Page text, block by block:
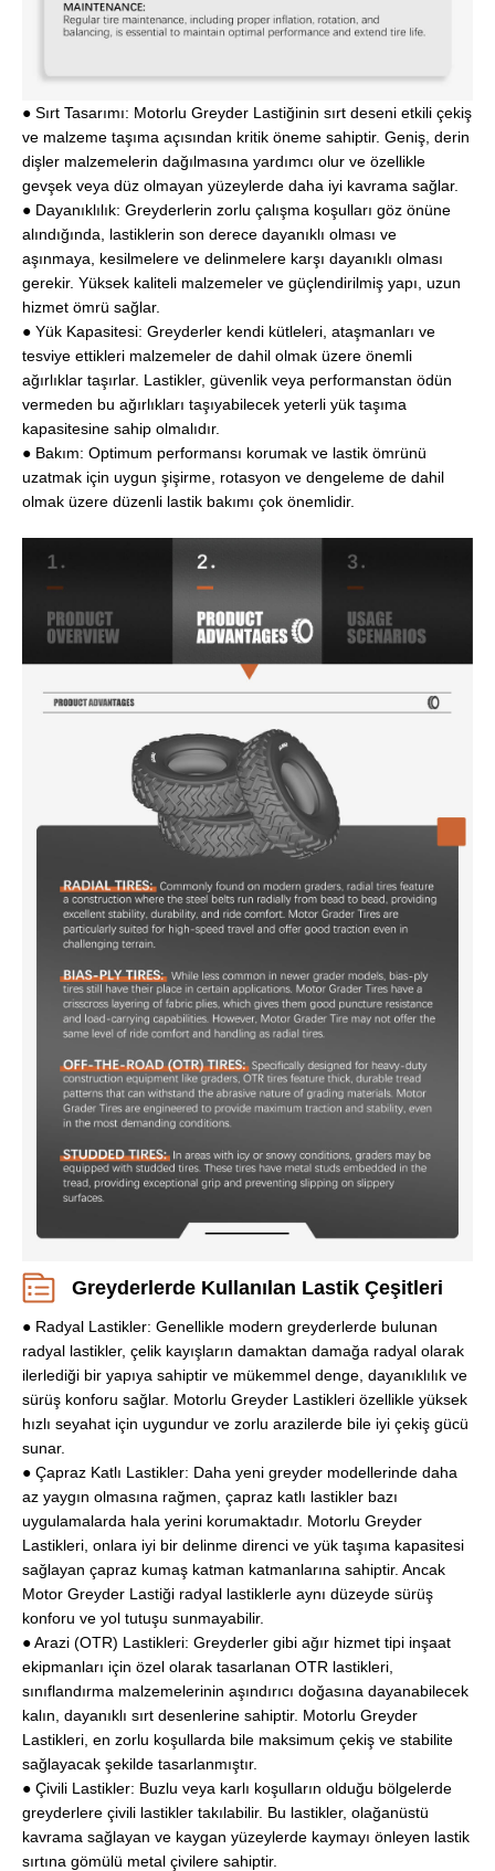
● Sırt Tasarımı: Motorlu Greyder Lastiğinin sırt deseni etkili çekiş
ve malzeme taşıma açısından kritik öneme sahiptir. Geniş, derin
dişler malzemelerin dağılmasına yardımcı olur ve özellikle
gevşek veya düz olmayan yüzeylerde daha iyi kavrama sağlar.
● Dayanıklılık: Greyderlerin zorlu çalışma koşulları göz önüne
alındığında, lastiklerin son derece dayanıklı olması ve
aşınmaya, kesilmelere ve delinmelere karşı dayanıklı olması
gerekir. Yüksek kaliteli malzemeler ve güçlendirilmiş yapı, uzun
hizmet ömrü sağlar.
● Yük Kapasitesi: Greyderler kendi kütleleri, ataşmanları ve
tesviye ettikleri malzemeler de dahil olmak üzere önemli
ağırlıklar taşırlar. Lastikler, güvenlik veya performanstan ödün
vermeden bu ağırlıkları taşıyabilecek yeterli yük taşıma
kapasitesine sahip olmalıdır.
● Bakım: Optimum performansı korumak ve lastik ömrünü
uzatmak için uygun şişirme, rotasyon ve dengeleme de dahil
olmak üzere düzenli lastik bakımı çok önemlidir.
Greyderlerde Kullanılan Lastik Çeşitleri
● Radyal Lastikler: Genellikle modern greyderlerde bulunan
radyal lastikler, çelik kayışların damaktan damağa radyal olarak
ilerlediği bir yapıya sahiptir ve mükemmel denge, dayanıklılık ve
sürüş konforu sağlar. Motorlu Greyder Lastikleri özellikle yüksek
hızlı seyahat için uygundur ve zorlu arazilerde bile iyi çekiş gücü
sunar.
● Çapraz Katlı Lastikler: Daha yeni greyder modellerinde daha
az yaygın olmasına rağmen, çapraz katlı lastikler bazı
uygulamalarda hala yerini korumaktadır. Motorlu Greyder
Lastikleri, onlara iyi bir delinme direnci ve yük taşıma kapasitesi
sağlayan çapraz kumaş katman katmanlarına sahiptir. Ancak
Motor Greyder Lastiği radyal lastiklerle aynı düzeyde sürüş
konforu ve yol tutuşu sunmayabilir.
● Arazi (OTR) Lastikleri: Greyderler gibi ağır hizmet tipi inşaat
ekipmanları için özel olarak tasarlanan OTR lastikleri,
sınıflandırma malzemelerinin aşındırıcı doğasına dayanabilecek
kalın, dayanıklı sırt desenlerine sahiptir. Motorlu Greyder
Lastikleri, en zorlu koşullarda bile maksimum çekiş ve stabilite
sağlayacak şekilde tasarlanmıştır.
● Çivili Lastikler: Buzlu veya karlı koşulların olduğu bölgelerde
greyderlere çivili lastikler takılabilir. Bu lastikler, olağanüstü
kavrama sağlayan ve kaygan yüzeylerde kaymayı önleyen lastik
sırtına gömülü metal çivilere sahiptir.